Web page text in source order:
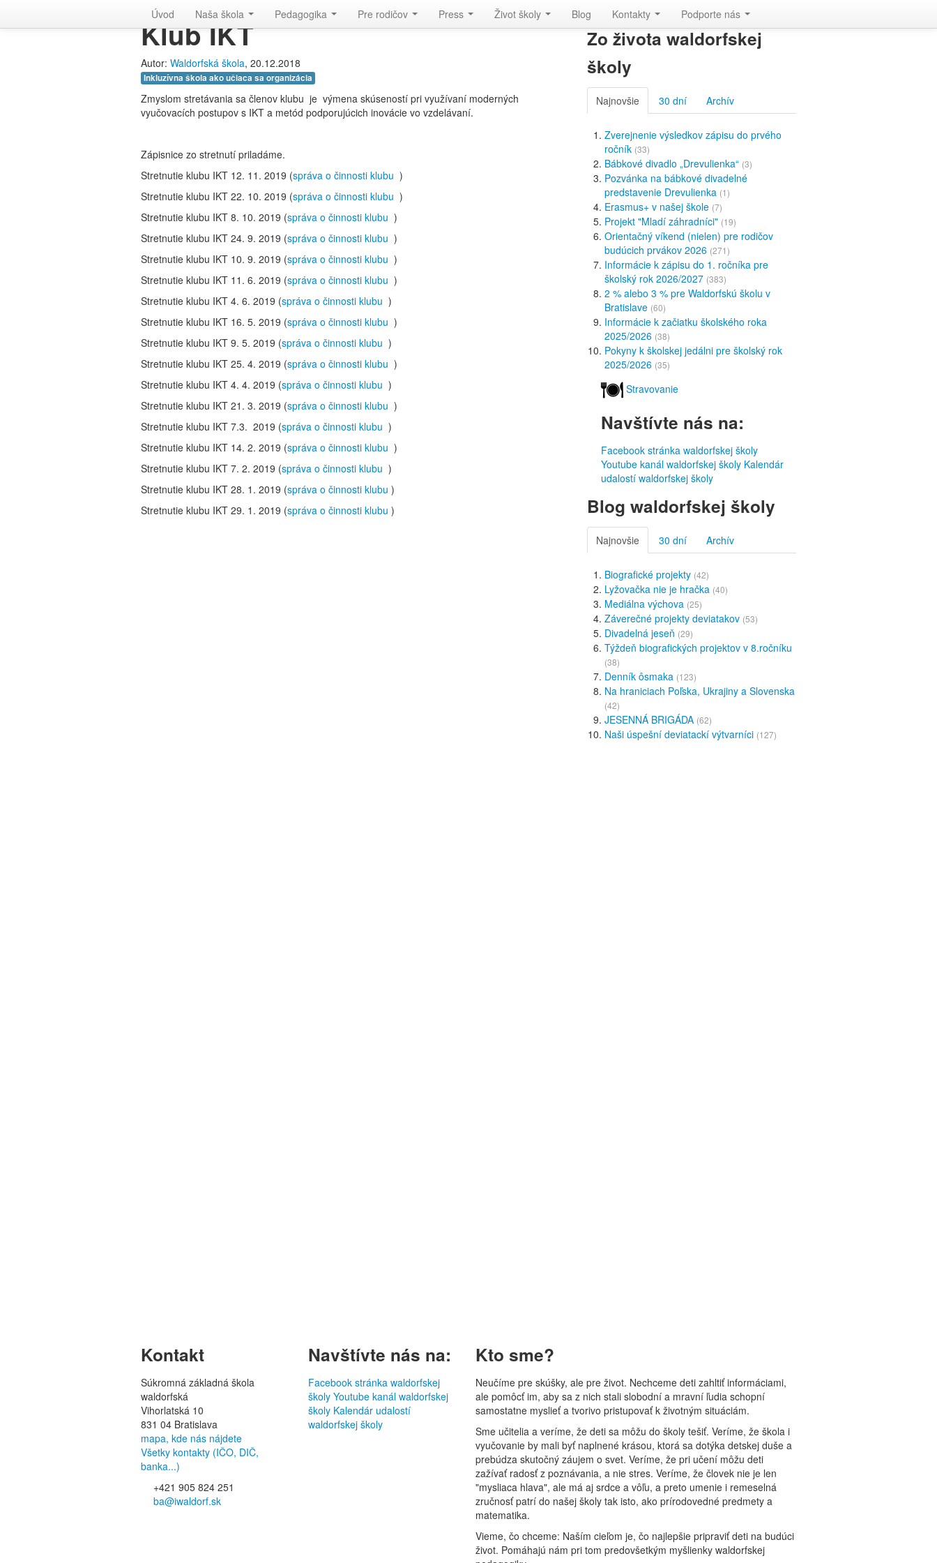
Úvod Naša škola Pedagogika Pre rodičov Press Život školy Blog Kontakty Podporte nás
Waldorfská škola v Bratislave
Klub IKT
Autor: Waldorfská škola, 20.12.2018
Inkluzívna škola ako učiaca sa organizácia
Zmyslom stretávania sa členov klubu je výmena skúseností pri využívaní moderných
vyučovacích postupov s IKT a metód podporujúcich inovácie vo vzdelávaní.
Zápisnice zo stretnutí priladáme.
Stretnutie klubu IKT 12. 11. 2019 (správa o činnosti klubu )
Stretnutie klubu IKT 22. 10. 2019 (správa o činnosti klubu )
Stretnutie klubu IKT 8. 10. 2019 (správa o činnosti klubu )
Stretnutie klubu IKT 24. 9. 2019 (správa o činnosti klubu )
Stretnutie klubu IKT 10. 9. 2019 (správa o činnosti klubu )
Stretnutie klubu IKT 11. 6. 2019 (správa o činnosti klubu )
Stretnutie klubu IKT 4. 6. 2019 (správa o činnosti klubu )
Stretnutie klubu IKT 16. 5. 2019 (správa o činnosti klubu )
Stretnutie klubu IKT 9. 5. 2019 (správa o činnosti klubu )
Stretnutie klubu IKT 25. 4. 2019 (správa o činnosti klubu )
Stretnutie klubu IKT 4. 4. 2019 (správa o činnosti klubu )
Stretnutie klubu IKT 21. 3. 2019 (správa o činnosti klubu )
Stretnutie klubu IKT 7.3. 2019 (správa o činnosti klubu )
Stretnutie klubu IKT 14. 2. 2019 (správa o činnosti klubu )
Stretnutie klubu IKT 7. 2. 2019 (správa o činnosti klubu )
Stretnutie klubu IKT 28. 1. 2019 (správa o činnosti klubu )
Stretnutie klubu IKT 29. 1. 2019 (správa o činnosti klubu )
Zo života waldorfskej
školy
Najnovšie 30 dní Archív
Zverejnenie výsledkov zápisu do prvého
ročník (33)
Bábkové divadlo „Drevulienka“ (3)
Pozvánka na bábkové divadelné
predstavenie Drevulienka (1)
Erasmus+ v našej škole (7)
Projekt "Mladí záhradníci" (19)
Orientačný víkend (nielen) pre rodičov
budúcich prvákov 2026 (271)
Informácie k zápisu do 1. ročníka pre
školský rok 2026/2027 (383)
2 % alebo 3 % pre Waldorfskú školu v
Bratislave (60)
Informácie k začiatku školského roka
2025/2026 (38)
Pokyny k školskej jedálni pre školský rok
2025/2026 (35)
Stravovanie
Navštívte nás na:
Facebook stránka waldorfskej školy
Youtube kanál waldorfskej školy Kalendár
udalostí waldorfskej školy
Blog waldorfskej školy
Najnovšie 30 dní Archív
Biografické projekty (42)
Lyžovačka nie je hračka (40)
Mediálna výchova (25)
Záverečné projekty deviatakov (53)
Divadelná jeseň (29)
Týždeň biografických projektov v 8.ročníku
(38)
Denník ôsmaka (123)
Na hraniciach Poľska, Ukrajiny a Slovenska
(42)
JESENNÁ BRIGÁDA (62)
Naši úspešní deviatackí výtvarníci (127)
Kontakt
Súkromná základná škola
waldorfská
Vihorlatská 10
831 04 Bratislava
mapa, kde nás nájdete
Všetky kontakty (IČO, DIČ,
banka...)
+421 905 824 251
ba@iwaldorf.sk
Navštívte nás na:
Facebook stránka waldorfskej
školy Youtube kanál waldorfskej
školy Kalendár udalostí
waldorfskej školy
Kto sme?
Neučíme pre skúšky, ale pre život. Nechceme deti zahltiť informáciami,
ale pomôcť im, aby sa z nich stali slobodní a mravní ľudia schopní
samostatne myslieť a tvorivo pristupovať k životným situáciám.
Sme učitelia a veríme, že deti sa môžu do školy tešiť. Veríme, že škola i
vyučovanie by mali byť naplnené krásou, ktorá sa dotýka detskej duše a
prebúdza skutočný záujem o svet. Veríme, že pri učení môžu deti
zažívať radosť z poznávania, a nie stres. Veríme, že človek nie je len
"mysliaca hlava", ale má aj srdce a vôľu, a preto umenie i remeselná
zručnosť patrí do našej školy tak isto, ako prírodovedné predmety a
matematika.
Vieme, čo chceme: Naším cieľom je, čo najlepšie pripraviť deti na budúci
život. Pomáhajú nám pri tom predovšetkým myšlienky waldorfskej